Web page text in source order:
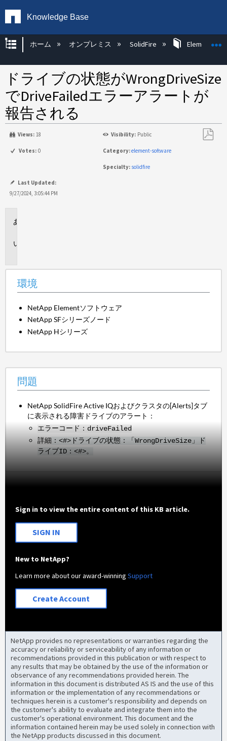
Knowledge Base
グローバル階層を展開/折りたたむ
ホーム オンプレミス SolidFire Element OS
ドライブの状態がWrongDriveSize
でDriveFailedエラーアラートが
報告される
Views: 18 Visibility: Public
Votes: 0 Category:element-software
Specialty: solidfire
Last Updated:
9/27/2024, 3:05:44 PM
環境
NetApp Elementソフトウェア
NetApp SFシリーズノード
NetApp Hシリーズ
問題
NetApp SolidFire Active IQおよびクラスタの[Alerts]タブ
に表示される障害ドライブのアラート：
エラーコード：driveFailed
詳細 ：<#>ドライブの状態：「WrongDriveSize」ド
ライブID：<#>。
Sign in to view the entire content of this KB article.
SIGN IN
New to NetApp?
Learn more about our award-winningSupport
Create Account
NetApp provides no representations or warranties regarding the
accuracy or reliability or serviceability of any information or
recommendations provided in this publication or with respect to
any results that may be obtained by the use of the information or
observance of any recommendations provided herein. The
information in this document is distributed AS IS and the use of this
information or the implementation of any recommendations or
techniques herein is a customer's responsibility and depends on
the customer's ability to evaluate and integrate them into the
customer's operational environment. This document and the
information contained herein may be used solely in connection with
the NetApp products discussed in this document.